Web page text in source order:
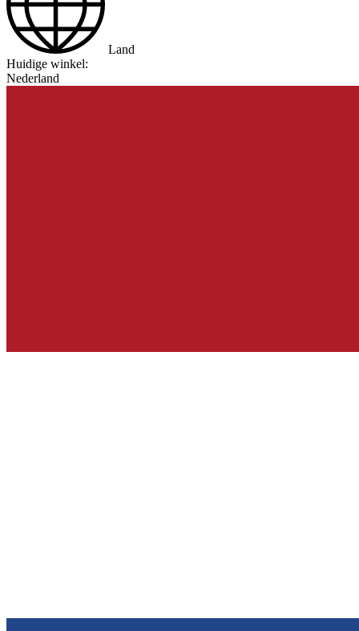
Land
Huidige winkel:
Nederland